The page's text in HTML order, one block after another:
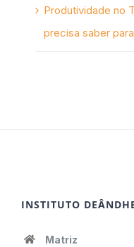
Produtividade no
precisa saber
INSTITUTO
Matriz